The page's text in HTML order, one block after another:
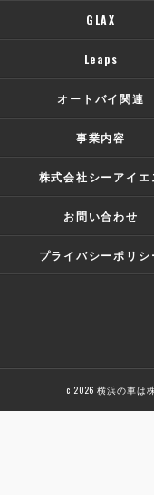
GLAX
Leaps
オートバイ関連
事業内容
株式会社シーアイエ
お問い合わせ
プライバシーポリシ
c 2026 横浜の車は株